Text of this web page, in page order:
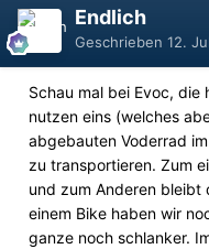
Endlich
Geschrieben 12.
Schau mal bei Evoc, die
nutzen eins (welches
abgebauten Voderrad
zu transportieren. Zum
und zum Anderen bleibt
einem Bike haben wir
ganze noch schlanker.